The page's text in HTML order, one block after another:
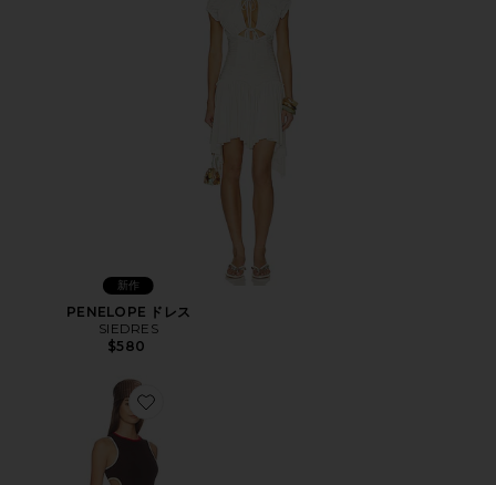
新作
PENELOPE ドレス
SIEDRES
$580